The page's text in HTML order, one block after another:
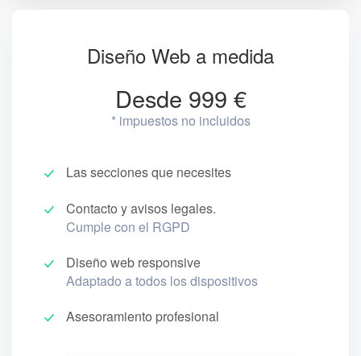
Diseño Web a medida
Desde 999 €
* impuestos no incluidos
Las secciones que necesites
Contacto y avisos legales.
Cumple con el RGPD
Diseño web responsive
Adaptado a todos los dispositivos
Asesoramiento profesional